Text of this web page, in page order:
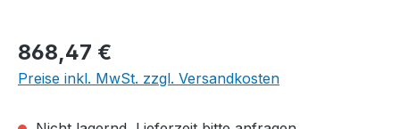
Regulärer Preis:
868,47 €
Preise inkl. MwSt. zzgl. Versandkosten